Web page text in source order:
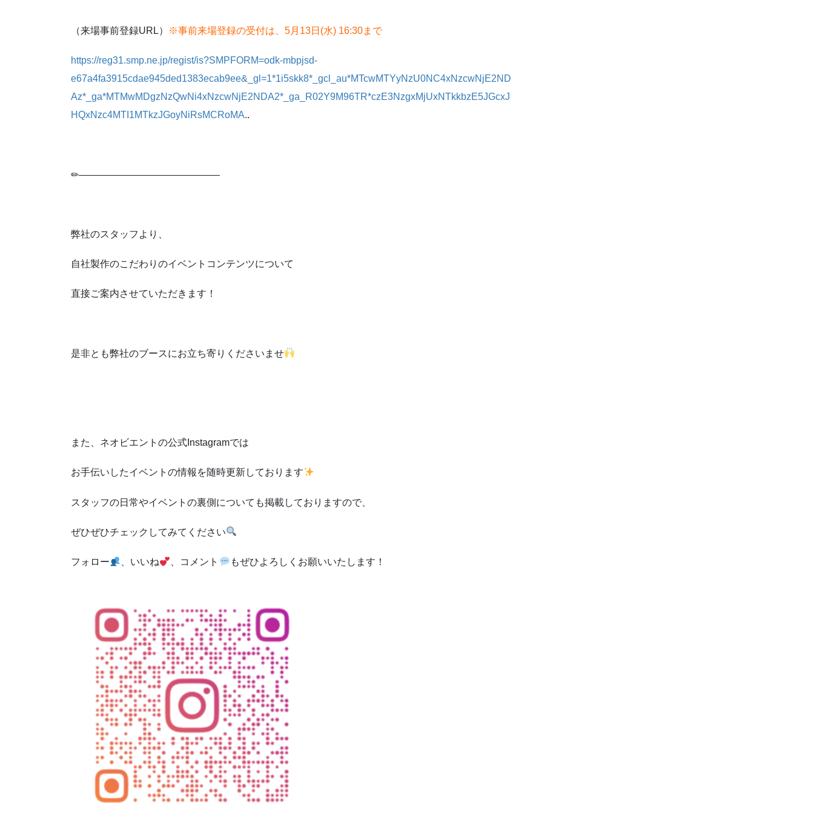
（来場事前登録URL） ※事前来場登録の受付は、5月13日(水) 16:30まで
https://reg31.smp.ne.jp/regist/is?SMPFORM=odk-mbpjsd-
e67a4fa3915cdae945ded1383ecab9ee&_gl=1*1i5skk8*_gcl_au*MTcwMTYyNzU0NC4xNzcwNjE2ND
Az*_ga*MTMwMDgzNzQwNi4xNzcwNjE2NDA2*_ga_R02Y9M96TR*czE3NzgxMjUxNTkkbzE5JGcxJ
HQxNzc4MTI1MTkzJGoyNiRsMCRoMA..
✏——————————————–
弊社のスタッフより、
自社製作のこだわりのイベントコンテンツについて
直接ご案内させていただきます！
是非とも弊社のブースにお立ち寄りくださいませ
また、ネオビエントの公式Instagramでは
お手伝いしたイベントの情報を随時更新しております
スタッフの日常やイベントの裏側についても掲載しておりますので、
ぜひぜひチェックしてみてください
フォロー 、いいね 、コメント もぜひよろしくお願いいたします！